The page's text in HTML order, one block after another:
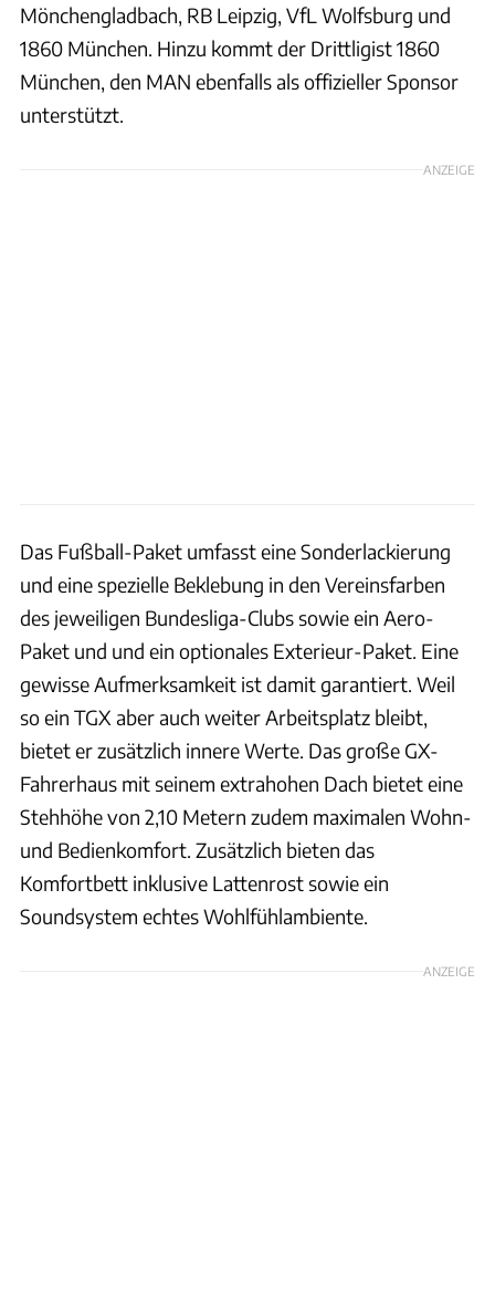
Mönchengladbach, RB Leipzig, VfL Wolfsburg und
1860 München. Hinzu kommt der Drittligist 1860
München, den MAN ebenfalls als offizieller Sponsor
unterstützt.
ANZEIGE
Das Fußball-Paket umfasst eine Sonderlackierung
und eine spezielle Beklebung in den Vereinsfarben
des jeweiligen Bundesliga-Clubs sowie ein Aero-
Paket und und ein optionales Exterieur-Paket. Eine
gewisse Aufmerksamkeit ist damit garantiert. Weil
so ein TGX aber auch weiter Arbeitsplatz bleibt,
bietet er zusätzlich innere Werte. Das große GX-
Fahrerhaus mit seinem extrahohen Dach bietet eine
Stehhöhe von 2,10 Metern zudem maximalen Wohn-
und Bedienkomfort. Zusätzlich bieten das
Komfortbett inklusive Lattenrost sowie ein
Soundsystem echtes Wohlfühlambiente.
ANZEIGE